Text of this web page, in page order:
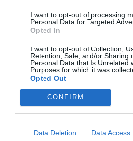
I want to opt-out of processing
Personal Data for Targeted
Opted In
I want to opt-out of Collection,
Retention, Sale, and/or Sharing
Personal Data that Is Unrelated
Purposes for which it was
Opted Out
CONFIRM
Data Deletion Data Access
Előfizetés
MÁR ELŐFIZETŐNK VAGY?